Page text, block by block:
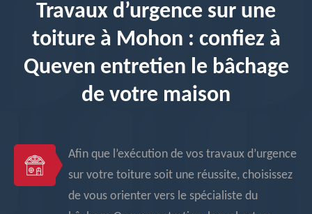
Travaux d’urgence sur une
toiture à Mohon : confiez à
Queven entretien le bâchage
de votre maison
Afin que l’exécution de vos travaux d’urgence
sur votre toiture soit une réussite, choisissez
de vous orienter vers le spécialiste du